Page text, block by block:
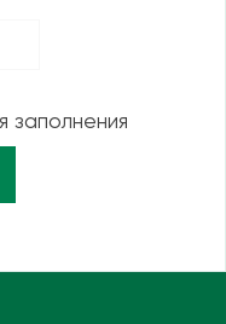
заполнения